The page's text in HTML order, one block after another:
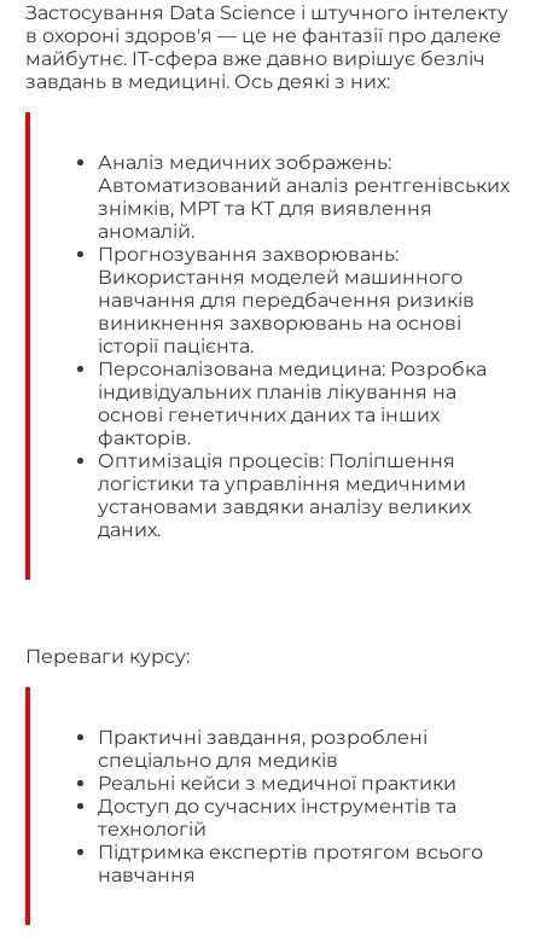
Застосування Data Science і штучного інтелекту
в охороні здоров'я — це не фантазії про далеке
майбутнє. IT-сфера вже давно вирішує безліч
завдань в медицині. Ось деякі з них:
Аналіз медичних зображень:
Автоматизований аналіз рентгенівських
знімків, МРТ та КТ для виявлення
аномалій.
Прогнозування захворювань:
Використання моделей машинного
навчання для передбачення ризиків
виникнення захворювань на основі
історії пацієнта.
Персоналізована медицина: Розробка
індивідуальних планів лікування на
основі генетичних даних та інших
факторів.
Оптимізація процесів: Поліпшення
логістики та управління медичними
установами завдяки аналізу великих
даних.
Переваги курсу:
Практичні завдання, розроблені
спеціально для медиків
Реальні кейси з медичної практики
Доступ до сучасних інструментів та
технологій
Підтримка експертів протягом всього
навчання